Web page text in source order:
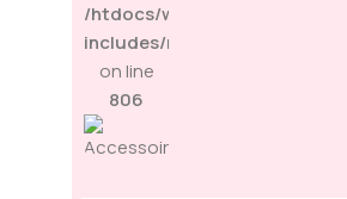
/htdocs/wp-
includes/media.php
on line
806